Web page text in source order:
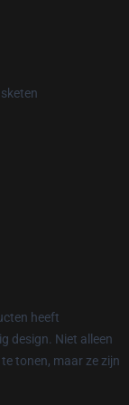
heeft
design. Niet alleen
tonen, maar ze zijn